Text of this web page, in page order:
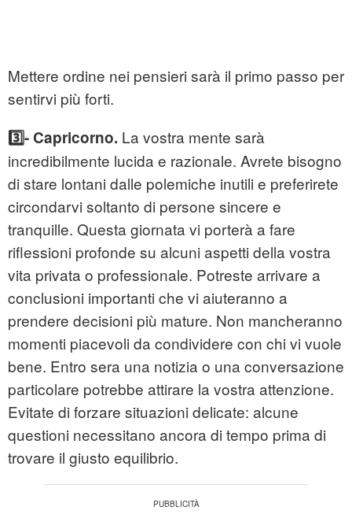
Mettere ordine nei pensieri sarà il primo passo per
sentirvi più forti.
3️⃣- Capricorno. La vostra mente sarà
incredibilmente lucida e razionale. Avrete bisogno
di stare lontani dalle polemiche inutili e preferirete
circondarvi soltanto di persone sincere e
tranquille. Questa giornata vi porterà a fare
riflessioni profonde su alcuni aspetti della vostra
vita privata o professionale. Potreste arrivare a
conclusioni importanti che vi aiuteranno a
prendere decisioni più mature. Non mancheranno
momenti piacevoli da condividere con chi vi vuole
bene. Entro sera una notizia o una conversazione
particolare potrebbe attirare la vostra attenzione.
Evitate di forzare situazioni delicate: alcune
questioni necessitano ancora di tempo prima di
trovare il giusto equilibrio.